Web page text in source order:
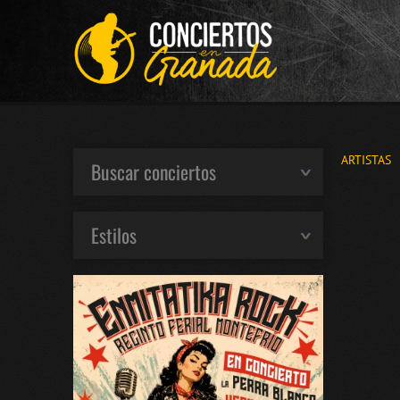
ARTISTAS
Buscar conciertos
Estilos